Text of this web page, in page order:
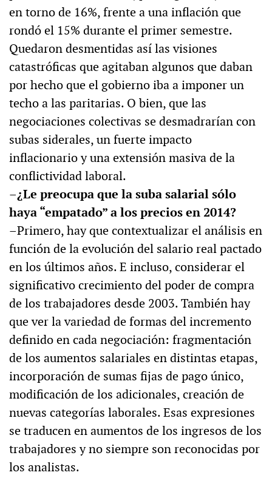
en torno de 16%, frente a una inflación que
rondó el 15% durante el primer semestre.
Quedaron desmentidas así las visiones
catastróficas que agitaban algunos que daban
por hecho que el gobierno iba a imponer un
techo a las paritarias. O bien, que las
negociaciones colectivas se desmadrarían con
subas siderales, un fuerte impacto
inflacionario y una extensión masiva de la
conflictividad laboral.
–¿Le preocupa que la suba salarial sólo
haya “empatado” a los precios en 2014?
–Primero, hay que contextualizar el análisis en
función de la evolución del salario real pactado
en los últimos años. E incluso, considerar el
significativo crecimiento del poder de compra
de los trabajadores desde 2003. También hay
que ver la variedad de formas del incremento
definido en cada negociación: fragmentación
de los aumentos salariales en distintas etapas,
incorporación de sumas fijas de pago único,
modificación de los adicionales, creación de
nuevas categorías laborales. Esas expresiones
se traducen en aumentos de los ingresos de los
trabajadores y no siempre son reconocidas por
los analistas.